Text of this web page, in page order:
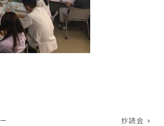
抄読会 »